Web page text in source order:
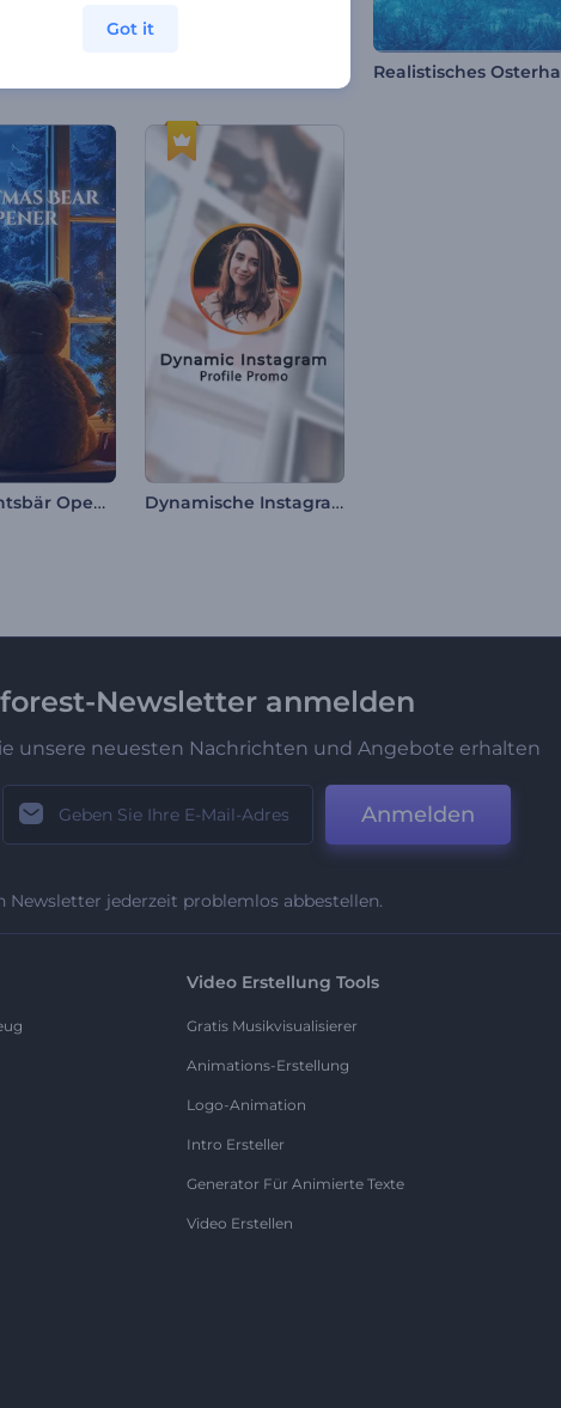
Weihnachtsbär Opener Dynamische Instagram-Profil-Promo
Newsletter anmelden
unsere neuesten Nachrichten und Angebote erhalten
Anmelden
Newsletter jederzeit problemlos abbestellen.
Video Erstellung Tools
Gratis Musikvisualisierer
Animations-Erstellung
Logo-Animation
Intro Ersteller
Generator Für Animierte Texte
Video Erstellen
Got it